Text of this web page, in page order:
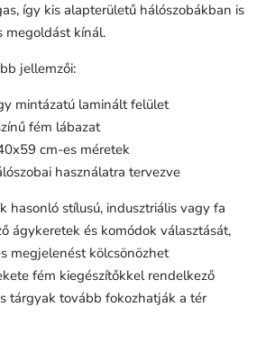
így kis alapterületű hálószobákban is
megoldást kínál.
jellemzői:
mintázatú laminált felület
fém lábazat
cm-es méretek
használatra tervezve
hasonló stílusú, indusztriális vagy fa
ágykeretek és komódok választását,
megjelenést kölcsönözhet
fém kiegészítőkkel rendelkező
tárgyak tovább fokozhatják a tér